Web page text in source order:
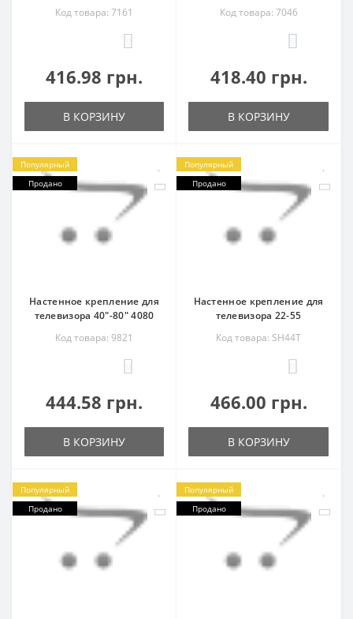
Код товара: 7161
416.98 грн.
В КОРЗИНУ
Код товара: 7046
418.40 грн.
В КОРЗИНУ
Популярный
Продано
Настенное крепление для
телевизора 40"-80" 4080
Код товара: 9821
444.58 грн.
В КОРЗИНУ
Популярный
Продано
Настенное крепление для
телевизора 22-55
Код товара: SH44T
466.00 грн.
В КОРЗИНУ
Популярный
Продано
Популярный
Продано